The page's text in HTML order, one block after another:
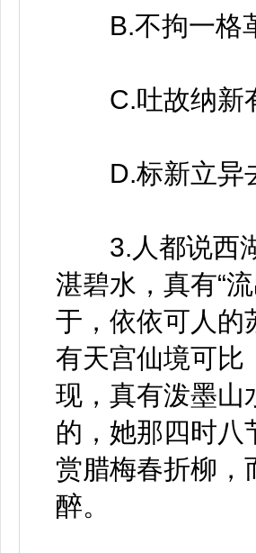
B.不拘一格
C.吐故纳新
D.标新立异
3.人都说西湖
湛碧水，真有“
于，依依可人的
有天宫仙境可比
现，真有泼墨山
的，她那四时八
赏腊梅春折柳，
醉。